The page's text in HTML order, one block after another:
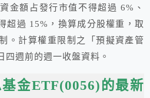
金額占發行市值不得超過 6%、
超過 15%，換算成分股權重，取
。計算權重限制之「預擬資產管
週前的週一收盤資料。
金ETF(0056) 的最新